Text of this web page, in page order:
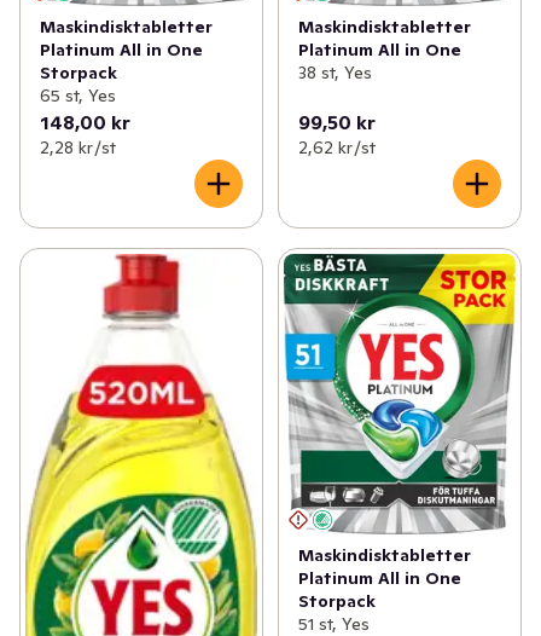
Maskindisktabletter
Platinum All in One
Storpack
65 st, Yes
148,00 kr
2,28 kr /st
Maskindisktabletter
Platinum All in One
38 st, Yes
99,50 kr
2,62 kr /st
Maskindisktabletter
Platinum All in One
Storpack
51 st, Yes